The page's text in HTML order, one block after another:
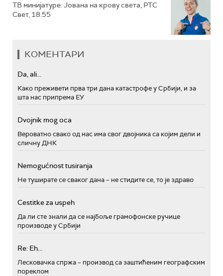
ТВ минијатуре: Јована на крову света, РТС
Свет, 18.55
КОМЕНТАРИ
Da, ali...
Како преживети прва три дана катастрофе у Србији, и за
шта нас припрема ЕУ
Dvojnik mog oca
Вероватно свако од нас има свог двојника са којим дели и
сличну ДНК
Nemogućnost tusiranja
Не туширате се сваког дана – не стидите се, то је здраво
Cestitke za uspeh
Да ли сте знали да се најбоље грамофонске ручице
производе у Србији
Re: Eh...
Лесковачка спржа – производ са заштићеним географским
пореклом